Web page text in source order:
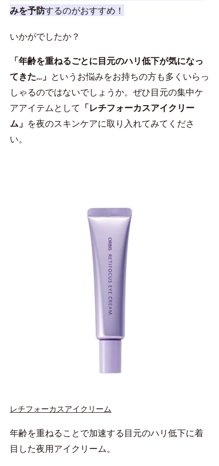
みを予防するのがおすすめ！
いかがでしたか？
「年齢を重ねるごとに目元のハリ低下が気になっ
てきた...」 というお悩みをお持ちの方も多くいらっ
しゃるのではないでしょうか。ぜひ目元の集中ケ
アアイテムとして 「レチフォーカスアイクリー
ム」 を夜のスキンケアに取り入れてみてくださ
い。
レチフォーカスアイクリーム
年齢を重ねることで加速する目元のハリ低下に着
目した夜用アイクリーム。